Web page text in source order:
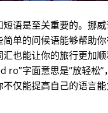
语是至关重要的。挪
简单的问候语能够帮
也能让你的旅行更加
ro”字面意思是“放轻松
仅能提高自己的语言